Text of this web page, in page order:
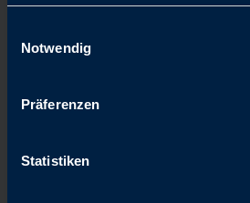
Cookies, wenn Sie unsere
Notwendig
Präferenzen
Statistiken